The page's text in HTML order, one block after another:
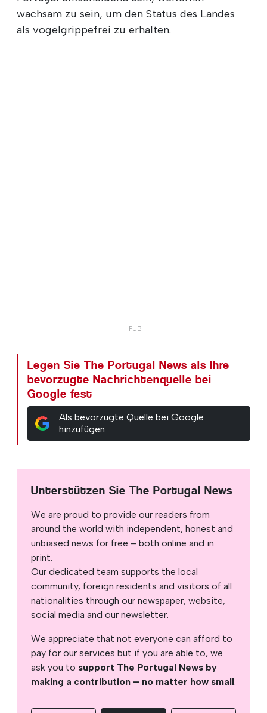
wachsam zu sein, um den Status des Landes
als vogelgrippefrei zu erhalten.
Legen Sie The Portugal News als Ihre
bevorzugte Nachrichtenquelle bei
Google fest
Als bevorzugte Quelle bei Google
hinzufügen
Unterstützen Sie The Portugal News
We are proud to provide our readers from
around the world with independent, honest and
unbiased news for free – both online and in
print.
Our dedicated team supports the local
community, foreign residents and visitors of all
nationalities through our newspaper, website,
social media and our newsletter.
We appreciate that not everyone can afford to
pay for our services but if you are able to, we
ask you to support The Portugal News by
making a contribution – no matter how small.